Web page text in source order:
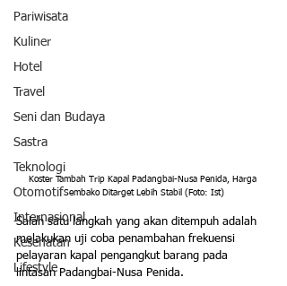
Pariwisata
Kuliner
Hotel
Travel
Seni dan Budaya
Sastra
Teknologi
Otomotif
Internasional
Kesehatan
Lifestyle
Koster Tambah Trip Kapal Padangbai-Nusa Penida, Harga
Sembako Ditarget Lebih Stabil (Foto: Ist)
Salah satu langkah yang akan ditempuh adalah
melakukan uji coba penambahan frekuensi
pelayaran kapal pengangkut barang pada
lintasan Padangbai-Nusa Penida.